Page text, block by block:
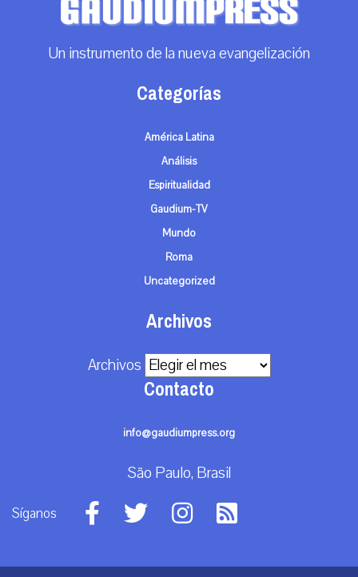
Un instrumento de la nueva evangelización
Categorías
América Latina
Análisis
Espiritualidad
Gaudium-TV
Mundo
Roma
Uncategorized
Archivos
Archivos
Contacto
info@gaudiumpress.org
São Paulo, Brasil
Síganos